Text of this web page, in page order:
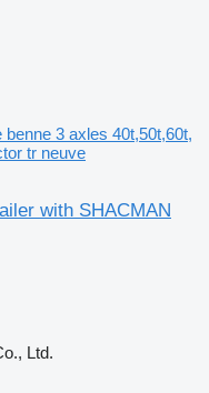
benne 3 axles 40t,50t,60t,
tr neuve
with SHACMAN
Ltd.